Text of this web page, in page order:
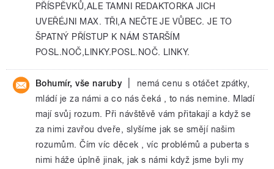
PŘÍSPĚVKŮ,ALE TAMNI REDAKTORKA JICH
UVEŘÉJNI MAX. TŘI,A NEČTE JE VŮBEC. JE TO
ŠPATNÝ PŘÍSTUP K NÁM STARŠÍM
POSL.NOČ,LINKY.POSL.NOČ. LINKY.
Bohumír, vše naruby
nemá cenu s otáčet zpátky,
mládí je za námi a co nás čeká , to nás nemine. Mladí
mají svůj rozum. Při návštěvě vám přitakají a když se
za nimi zavřou dveře, slyšíme jak se smějí našim
rozumům. Čím víc děcek , víc problémů a puberta s
nimi háže úplně jinak, jak s námi když jsme byli my